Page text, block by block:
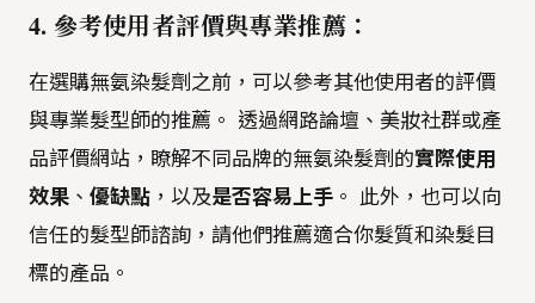
4. 參考使用者評價與專業推薦：
在選購無氨染髮劑之前，可以參考其他使用者的評價
與專業髮型師的推薦。 透過網路論壇、美妝社群或產
品評價網站，瞭解不同品牌的無氨染髮劑的實際使用
效果 、 優缺點 ，以及是否容易上手 。 此外，也可以向
信任的髮型師諮詢，請他們推薦適合你髮質和染髮目
標的產品。